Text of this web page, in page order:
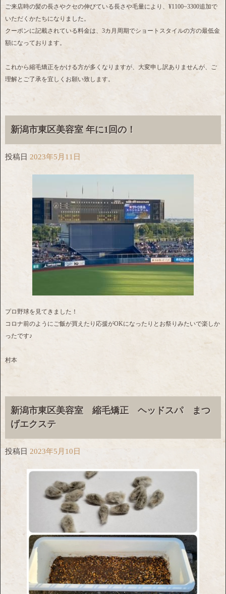
ご来店時の髪の長さやクセの伸びている長さや毛量により、¥1100~3300追加で
いただくかたちになりました。
クーポンに記載されている料金は、3カ月周期でショートスタイルの方の最低金
額になっております。
これから縮毛矯正をかける方が多くなりますが、大変申し訳ありませんが、ご
理解とご了承を宜しくお願い致します。
新潟市東区美容室 年に1回の！
投稿日 2023年5月11日
プロ野球を見てきました！
コロナ前のようにご飯が買えたり応援がOKになったりとお祭りみたいで楽しか
ったです♪
村本
新潟市東区美容室 縮毛矯正 ヘッドスパ まつ
げエクステ
投稿日 2023年5月10日